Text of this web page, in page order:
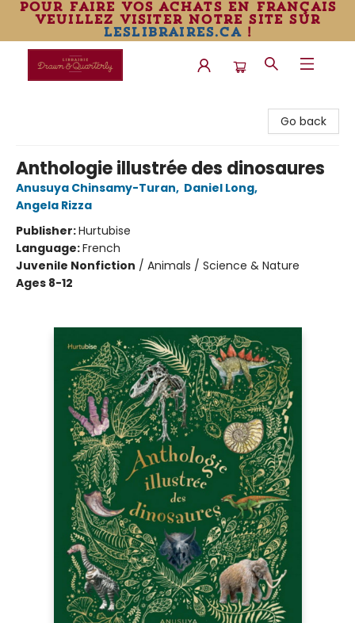
pour faire vos achats en français
veuillez visiter notre site sur
leslibraires.ca!
Go back
Anthologie illustrée des dinosaures
Anusuya Chinsamy-Turan, Daniel Long,
Angela Rizza
Publisher:Hurtubise
Language:French
Juvenile Nonfiction / Animals / Science & Nature
Ages 8-12